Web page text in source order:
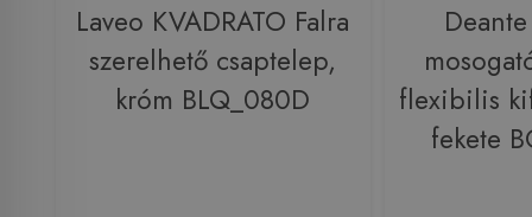
Laveo KVADRATO Falra
szerelhető csaptelep,
króm BLQ_080D
flexibilis
fekete